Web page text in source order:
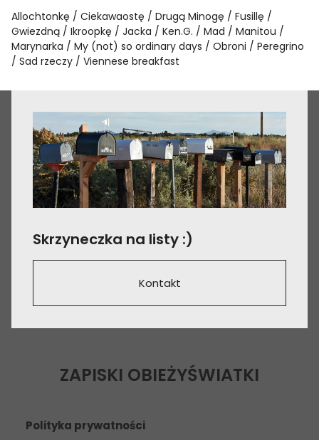
Allochtonkę Ciekawaostę Drugą Minogę
Fusillę
Gwiezdną
Ikroopkę Jacka Ken.G. Mad
Manitou
Marynarka
My (not) so ordinary days Obroni
Peregrino
Sad rzeczy
Viennese breakfast
Skrzyneczka na listy :)
Kontakt
ZAPISKI OBIEŻYŚWIATKI
Polityka prywatności